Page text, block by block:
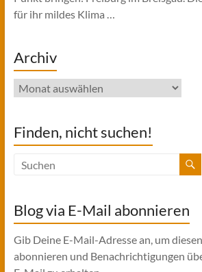
für ihr mildes Klima …
Archiv
Archiv
Finden, nicht suchen!
Blog via E-Mail abonnieren
Gib Deine E-Mail-Adresse an, um
abonnieren und Benachrichtigungen